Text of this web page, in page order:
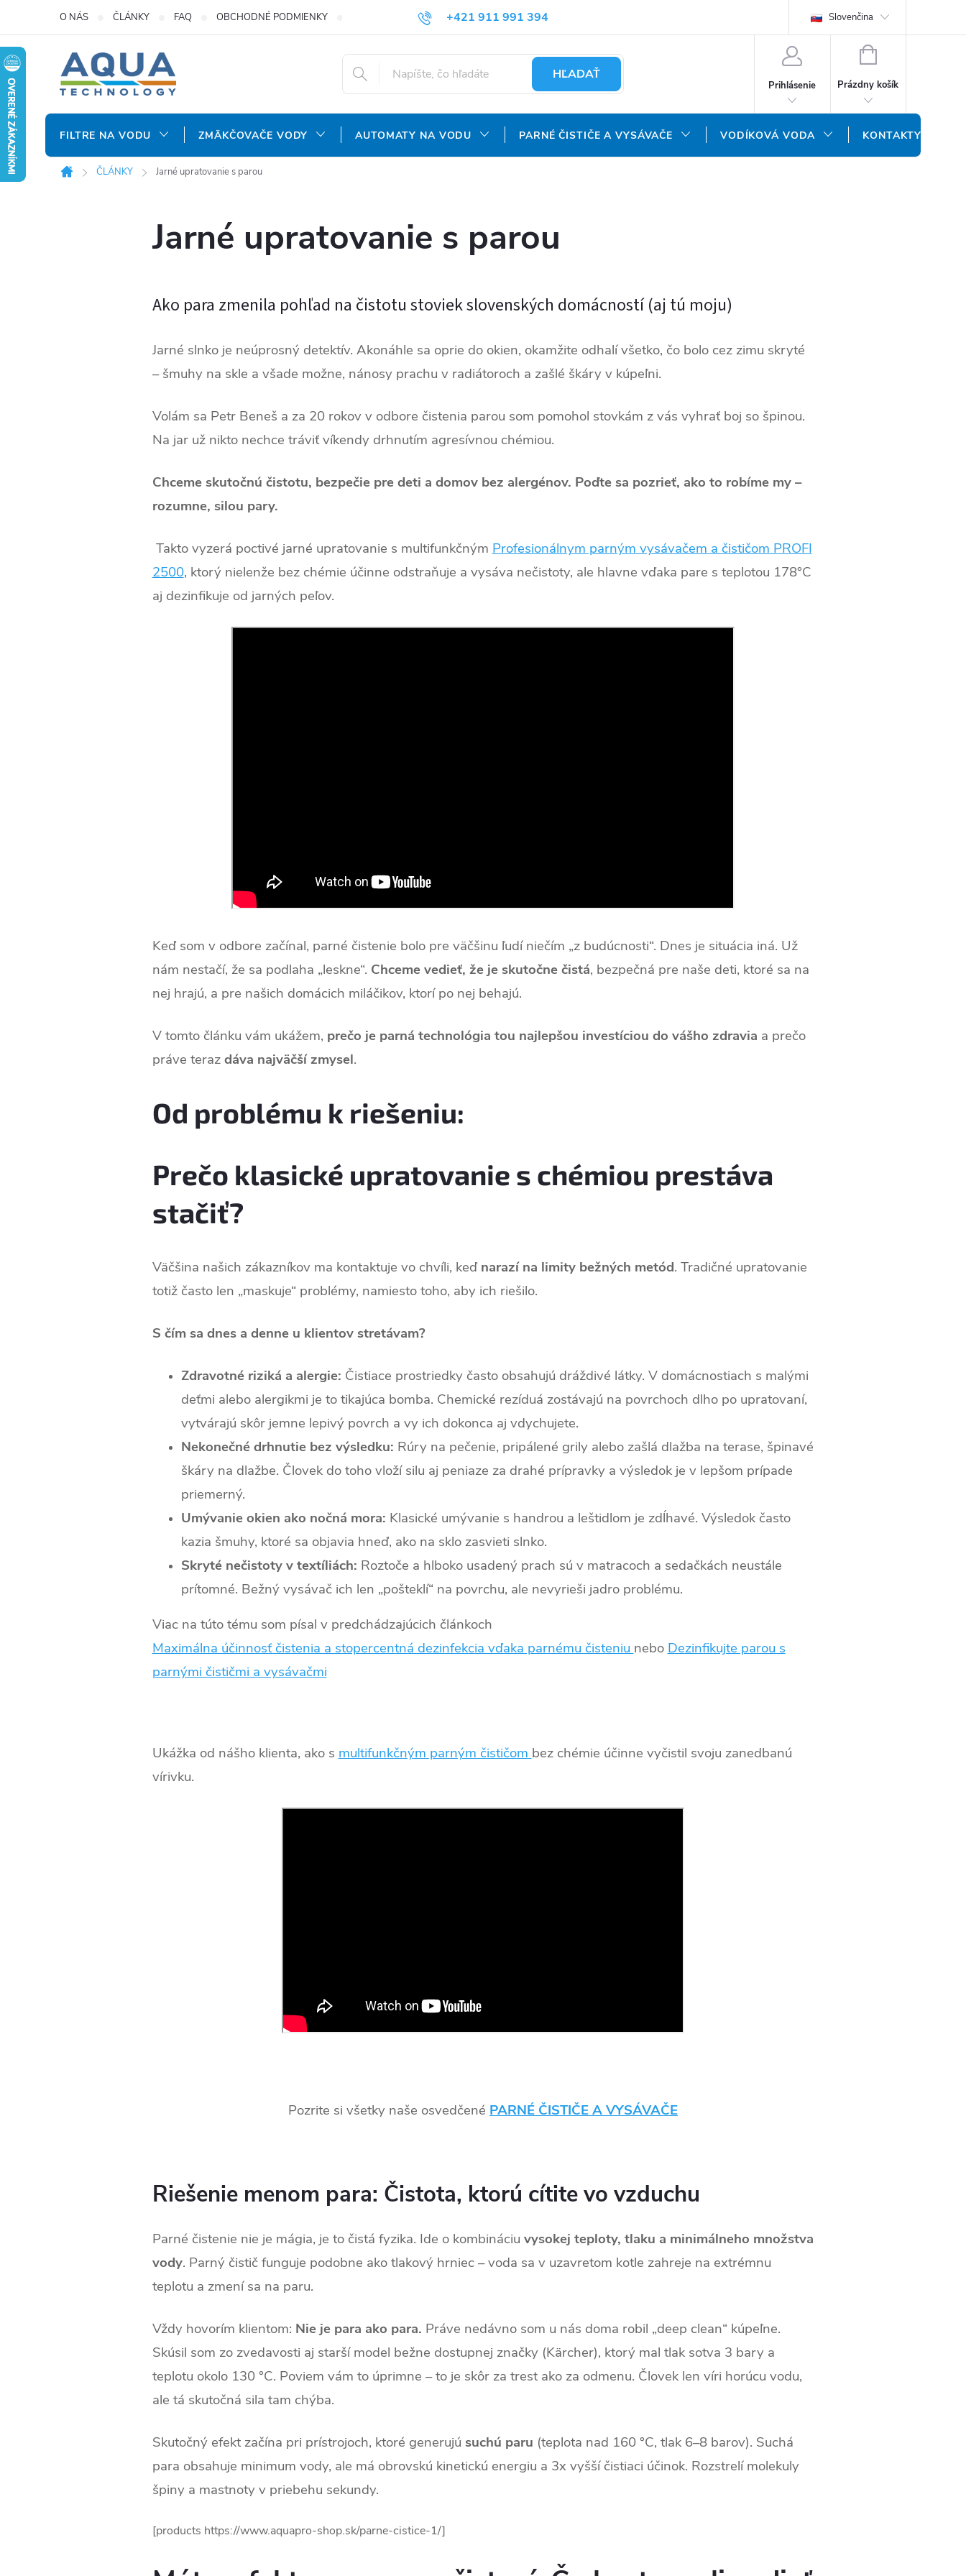
obsah
+421 911 991 394
info@aquatechnology.sk
O NÁS ČLÁNKY FAQ OBCHODNÉ PODMIENKY REKLAMAČNÝ PORIADOK OCHRANA OSOBNÝCH ÚDAJOV DOPRAVA A PLATBA
Slovenčina
HĽADAŤ
Prihlásenie
NÁKUPNÝ
Prázdny košík
FILTRE NA VODU ZMÄKČOVAČE VODY AUTOMATY NA VODU PARNÉ ČISTIČE A VYSÁVAČE VODÍKOVÁ VODA KONTAKTY
Domov
ČLÁNKY Jarné upratovanie s parou
Jarné upratovanie s parou
Ako para zmenila pohľad na čistotu stoviek slovenských domácností (aj tú moju)
Jarné slnko je neúprosný detektív. Akonáhle sa oprie do okien, okamžite odhalí všetko, čo bolo cez zimu skryté
– šmuhy na skle a všade možne, nánosy prachu v radiátoroch a zašlé škáry v kúpeľni.
Volám sa Petr Beneš a za 20 rokov v odbore čistenia parou som pomohol stovkám z vás vyhrať boj so špinou.
Na jar už nikto nechce tráviť víkendy drhnutím agresívnou chémiou.
Chceme skutočnú čistotu, bezpečie pre deti a domov bez alergénov. Poďte sa pozrieť, ako to robíme my –
rozumne, silou pary.
Takto vyzerá poctivé jarné upratovanie s multifunkčným Profesionálnym parným vysávačem a čističom PROFI
2500, ktorý nielenže bez chémie účinne odstraňuje a vysáva nečistoty, ale hlavne vďaka pare s teplotou 178°C
aj dezinfikuje od jarných peľov.
Keď som v odbore začínal, parné čistenie bolo pre väčšinu ľudí niečím „z budúcnosti“. Dnes je situácia iná. Už
nám nestačí, že sa podlaha „leskne“. Chceme vedieť, že je skutočne čistá, bezpečná pre naše deti, ktoré sa na
nej hrajú, a pre našich domácich miláčikov, ktorí po nej behajú.
V tomto článku vám ukážem, prečo je parná technológia tou najlepšou investíciou do vášho zdravia a prečo
práve terazdáva najväčší zmysel.
Od problému k riešeniu:
Prečo klasické upratovanie s chémiou prestáva
stačiť?
Väčšina našich zákazníkov ma kontaktuje vo chvíli, keďnarazí na limity bežných metód. Tradičné upratovanie
totiž často len „maskuje“ problémy, namiesto toho, aby ich riešilo.
S čím sa dnes a denne u klientov stretávam?
Zdravotné riziká a alergie: Čistiace prostriedky často obsahujú dráždivé látky. V domácnostiach s malými
deťmi alebo alergikmi je to tikajúca bomba. Chemické rezíduá zostávajú na povrchoch dlho po upratovaní,
vytvárajú skôr jemne lepivý povrch a vy ich dokonca aj vdychujete.
Nekonečné drhnutie bez výsledku: Rúry na pečenie, pripálené grily alebo zašlá dlažba na terase, špinavé
škáry na dlažbe. Človek do toho vloží silu aj peniaze za drahé prípravky a výsledok je v lepšom prípade
priemerný.
Umývanie okien ako nočná mora: Klasické umývanie s handrou a leštidlom je zdĺhavé. Výsledok často
kazia šmuhy, ktoré sa objavia hneď, ako na sklo zasvieti slnko.
Skryté nečistoty v textíliách: Roztoče a hlboko usadený prach sú v matracoch a sedačkách neustále
prítomné. Bežný vysávač ich len „pošteklí“ na povrchu, ale nevyrieši jadro problému.
Viac na túto tému som písal v predchádzajúcich článkoch
Maximálna účinnosť čistenia a stopercentná dezinfekcia vďaka parnému čisteniu nebo Dezinfikujte parou s
parnými čističmi a vysávačmi
Ukážka od nášho klienta, ako s multifunkčným parným čističom bez chémie účinne vyčistil svoju zanedbanú
vírivku.
Pozrite si všetky naše osvedčené PARNÉ ČISTIČE A VYSÁVAČE
Riešenie menom para: Čistota, ktorú cítite vo vzduchu
Parné čistenie nie je mágia, je to čistá fyzika. Ide o kombináciu vysokej teploty, tlaku a minimálneho množstva
vody. Parný čistič funguje podobne ako tlakový hrniec – voda sa v uzavretom kotle zahreje na extrémnu
teplotu a zmení sa na paru.
Vždy hovorím klientom: Nie je para ako para. Práve nedávno som u nás doma robil „deep clean“ kúpeľne.
Skúsil som zo zvedavosti aj starší model bežne dostupnej značky (Kärcher), ktorý mal tlak sotva 3 bary a
teplotu okolo 130 °C. Poviem vám to úprimne – to je skôr za trest ako za odmenu. Človek len víri horúcu vodu,
ale tá skutočná sila tam chýba.
Skutočný efekt začína pri prístrojoch, ktoré generujú suchú paru (teplota nad 160 °C, tlak 6–8 barov). Suchá
para obsahuje minimum vody, ale má obrovskú kinetickú energiu a 3x vyšší čistiaci účinok. Rozstrelí molekuly
špiny a mastnoty v priebehu sekundy.
[products https://www.aquapro-shop.sk/parne-cistice-1/]